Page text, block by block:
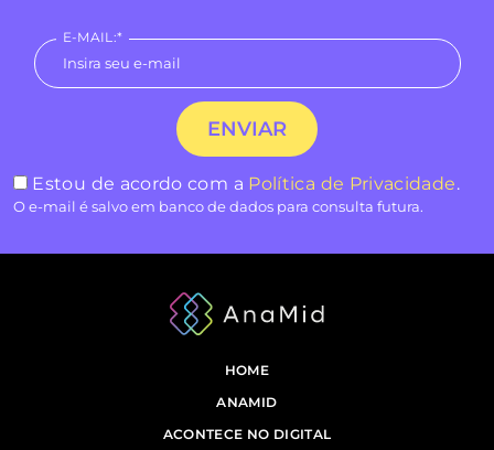
E-MAIL:*
Estou de acordo com a Política de Privacidade.
O e-mail é salvo em banco de dados para consulta futura.
HOME
ANAMID
ACONTECE NO DIGITAL